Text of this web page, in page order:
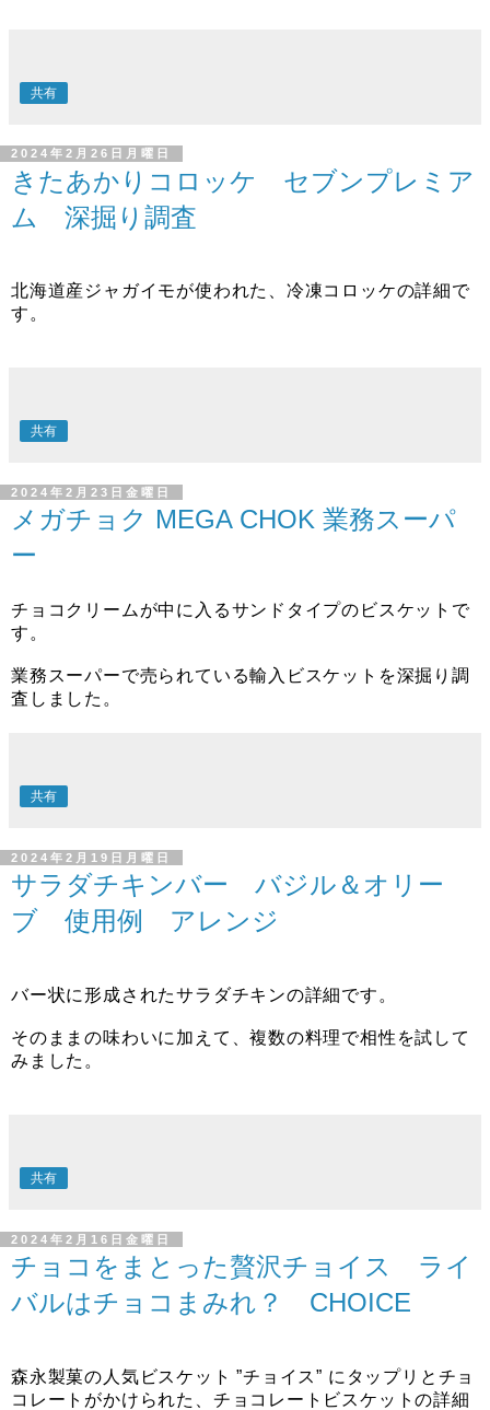
共有
2024年2月26日月曜日
きたあかりコロッケ セブンプレミア
ム 深掘り調査
北海道産ジャガイモが使われた、冷凍コロッケの詳細で
す。
共有
2024年2月23日金曜日
メガチョク MEGA CHOK 業務スーパ
ー
チョコクリームが中に入るサンドタイプのビスケットで
す。
業務スーパーで売られている輸入ビスケットを深掘り調
査しました。
共有
2024年2月19日月曜日
サラダチキンバー バジル＆オリー
ブ 使用例 アレンジ
バー状に形成されたサラダチキンの詳細です。
そのままの味わいに加えて、複数の料理で相性を試して
みました。
共有
2024年2月16日金曜日
チョコをまとった贅沢チョイス ライ
バルはチョコまみれ？ CHOICE
森永製菓の人気ビスケット ”チョイス” にタップリとチョ
コレートがかけられた、チョコレートビスケットの詳細